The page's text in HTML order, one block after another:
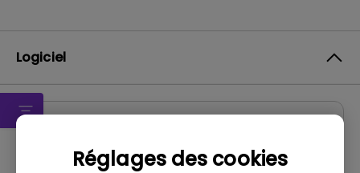
Réglages des cookies
Logiciel
Driver